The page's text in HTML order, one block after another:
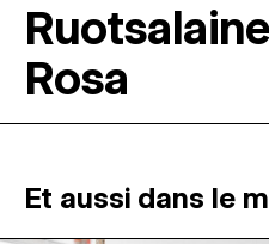
RÉSIDENCES
Rosa
Et aussi dans le